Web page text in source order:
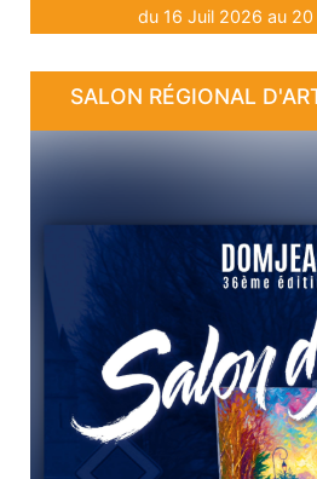
du 16 Juil 2026 au
SALON RÉGIONAL